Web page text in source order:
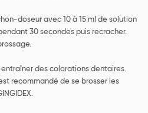
doseur avec 10 à 15 ml de solution
30 secondes puis recracher.
des colorations dentaires.
recommandé de se brosser les